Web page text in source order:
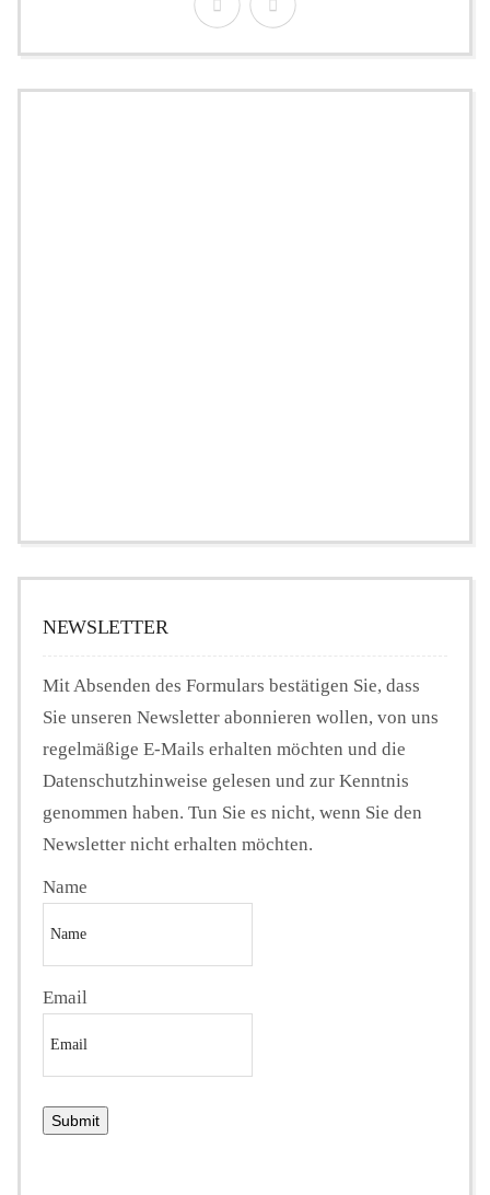
NEWSLETTER
Mit Absenden des Formulars bestätigen Sie, dass
Sie unseren Newsletter abonnieren wollen, von uns
regelmäßige E-Mails erhalten möchten und die
Datenschutzhinweise gelesen und zur Kenntnis
genommen haben. Tun Sie es nicht, wenn Sie den
Newsletter nicht erhalten möchten.
Name
Email